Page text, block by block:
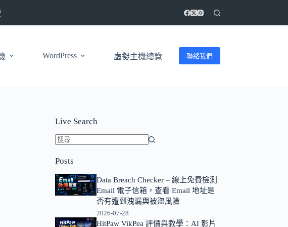
WordPress 虛擬主機總覽 聯絡我們
Live Search
不
到
符
件
Posts
Data Breach Checker – 線上免費檢測
Email 電子信箱，查看 Email 地址是
否有遭到洩漏與被盜風險
2026-07-28
HitPaw VikPea 評價與教學：AI 影片